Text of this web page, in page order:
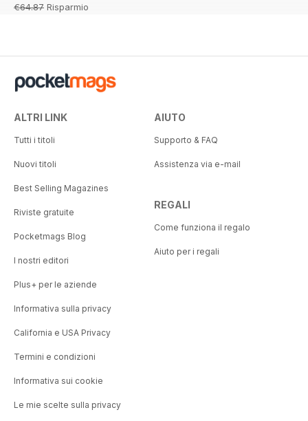
€64.87 Risparmio
ALTRI LINK
Tutti i titoli
Nuovi titoli
Best Selling Magazines
Riviste gratuite
Pocketmags Blog
I nostri editori
Plus+ per le aziende
Informativa sulla privacy
California e USA Privacy
Termini e condizioni
Informativa sui cookie
Le mie scelte sulla privacy
AIUTO
Supporto & FAQ
Assistenza via e-mail
REGALI
Come funziona il regalo
Aiuto per i regali